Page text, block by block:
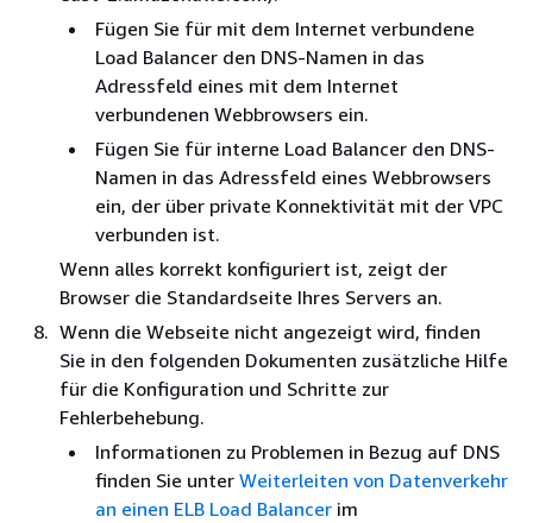
Fügen Sie für mit dem Internet verbundene
Load Balancer den DNS-Namen in das
Adressfeld eines mit dem Internet
verbundenen Webbrowsers ein.
Fügen Sie für interne Load Balancer den DNS-
Namen in das Adressfeld eines Webbrowsers
ein, der über private Konnektivität mit der VPC
verbunden ist.
Wenn alles korrekt konfiguriert ist, zeigt der
Browser die Standardseite Ihres Servers an.
Wenn die Webseite nicht angezeigt wird, finden
Sie in den folgenden Dokumenten zusätzliche Hilfe
für die Konfiguration und Schritte zur
Fehlerbehebung.
Informationen zu Problemen in Bezug auf DNS
finden Sie unter Weiterleiten von Datenverkehr
an einen ELB Load Balancer im